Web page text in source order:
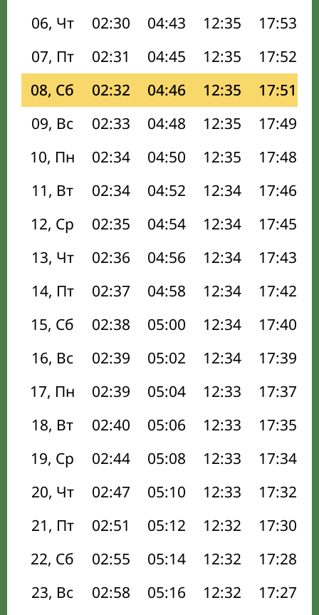
06, Чт
02:30 04:43 12:35 17:53
07, Пт
02:31 04:45 12:35 17:52
08, Сб
02:32 04:46 12:35 17:51
09, Вс
02:33 04:48 12:35 17:49
10, Пн
02:34 04:50 12:35 17:48
11, Вт
02:34 04:52 12:34 17:46
12, Ср
02:35 04:54 12:34 17:45
13, Чт
02:36 04:56 12:34 17:43
14, Пт
02:37 04:58 12:34 17:42
15, Сб
02:38 05:00 12:34 17:40
16, Вс
02:39 05:02 12:34 17:39
17, Пн
02:39 05:04 12:33 17:37
18, Вт
02:40 05:06 12:33 17:35
19, Ср
02:44 05:08 12:33 17:34
20, Чт
02:47 05:10 12:33 17:32
21, Пт
02:51 05:12 12:32 17:30
22, Сб
02:55 05:14 12:32 17:28
23, Вс
02:58 05:16 12:32 17:27